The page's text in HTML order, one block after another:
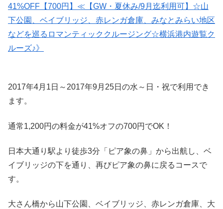
41%OFF【700円】≪【GW・夏休み/9月迄利用可】☆山
下公園、ベイブリッジ、赤レンガ倉庫、みなとみらい地区
などを巡るロマンティッククルージング☆横浜港内遊覧ク
ルーズ♪》
2017年4月1日～2017年9月25日の水～日・祝で利用でき
ます。
通常1,200円の料金が41%オフの700円でOK！
日本大通り駅より徒歩3分「ピア象の鼻」から出航し、ベ
イブリッジの下を通り、再びピア象の鼻に戻るコースで
す。
大さん橋から山下公園、ベイブリッジ、赤レンガ倉庫、大